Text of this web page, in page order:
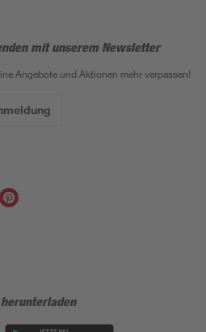
mit unserem Newsletter
Angebote und Aktionen mehr verpassen!